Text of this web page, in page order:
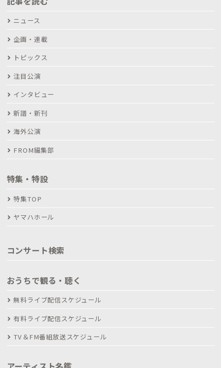
ニュース
企画・連載
トピックス
注目公演
インタビュー
新譜・新刊
海外公演
FROM編集部
特集・特設
特集TOP
ヤマハホール
コンサート検索
おうちで観る・聴く
無料ライブ配信スケジュール
有料ライブ配信スケジュール
TV＆FM番組放送スケジュール